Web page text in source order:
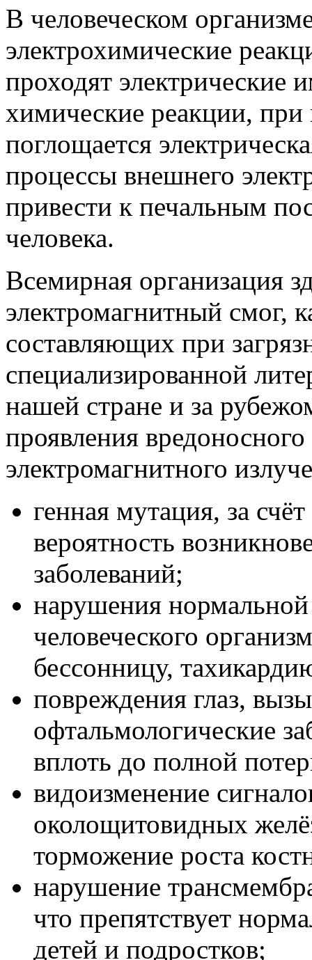
В человеческом
электрохимические
проходят электрические
химические реакции, при
поглощается
процессы внешнего
привести к печальным
человека.
Всемирная организация
электромагнитный смог,
составляющих при
специализированной
нашей стране и за
проявления вредоносного
электромагнитного
генная мутация, за
вероятность
заболеваний;
нарушения
человеческого
бессонницу,
повреждения глаз,
офтальмологические
вплоть до полной
видоизменение
околощитовидных
торможение роста
нарушение
что препятствует
детей и подростков;